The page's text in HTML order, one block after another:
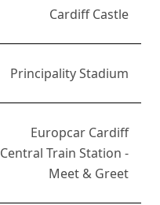
Cardiff Castle
Principality Stadium
Europcar Cardiff
Central Train Station -
Meet & Greet